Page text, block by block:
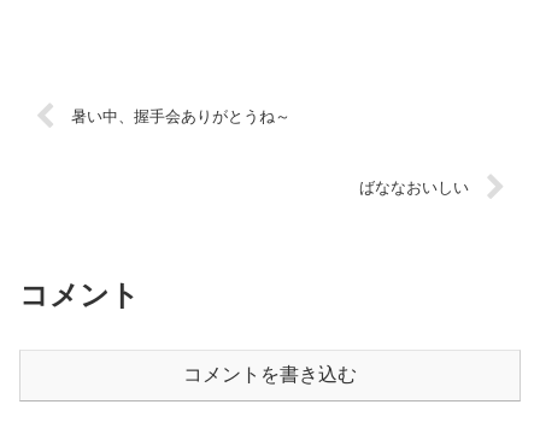
暑い中、握手会ありがとうね～
ばななおいしい
コメント
コメントを書き込む